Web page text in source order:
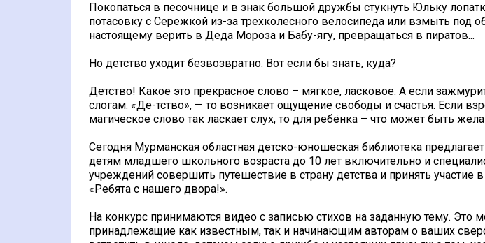
Покопаться в песочнице и в знак большой дружбы стукнуть Юльку
потасовку с Сережкой из-за трехколесного велосипеда или взмыть под
настоящему верить в Деда Мороза и Бабу-ягу, превращаться в пиратов...
Но детство уходит безвозвратно. Вот если бы знать, куда?
Детство! Какое это прекрасное слово – мягкое, ласковое. А если
слогам: «Де-тство», — то возникает ощущение свободы и счастья. Если
магическое слово так ласкает слух, то для ребёнка – что может быть
Сегодня Мурманская областная детско-юношеская библиотека
детям младшего школьного возраста до 10 лет включительно и
учреждений совершить путешествие в страну детства и принять участие в
«Ребята с нашего двора!».
На конкурс принимаются видео с записью стихов на заданную тему. Это
принадлежащие как известным, так и начинающим авторам о ваших